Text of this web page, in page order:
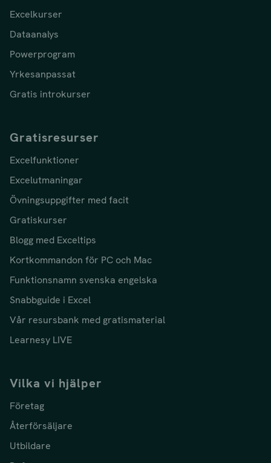
Excelkurser
Dataanalys
Powerprogram
Yrkesanpassat
Gratis introkurser
Gratisresurser
Excelfunktioner
Excelutmaningar
Övningsuppgifter med facit
Gratiskurser
Blogg med Exceltips
Kortkommandon för PC och Mac
Funktionsnamn svenska engelska
Snabbguide i Excel
Vår resursbank med gratismaterial
Learnesy LIVE
Vilka vi hjälper
Företag
Återförsäljare
Utbildare